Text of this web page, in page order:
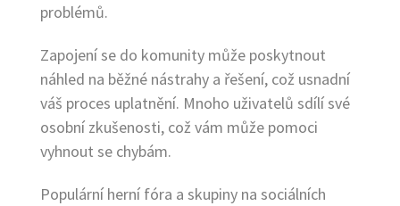
problémů.
Zapojení se do komunity může poskytnout
náhled na běžné nástrahy a řešení, což usnadní
váš proces uplatnění. Mnoho uživatelů sdílí své
osobní zkušenosti, což vám může pomoci
vyhnout se chybám.
Populární herní fóra a skupiny na sociálních